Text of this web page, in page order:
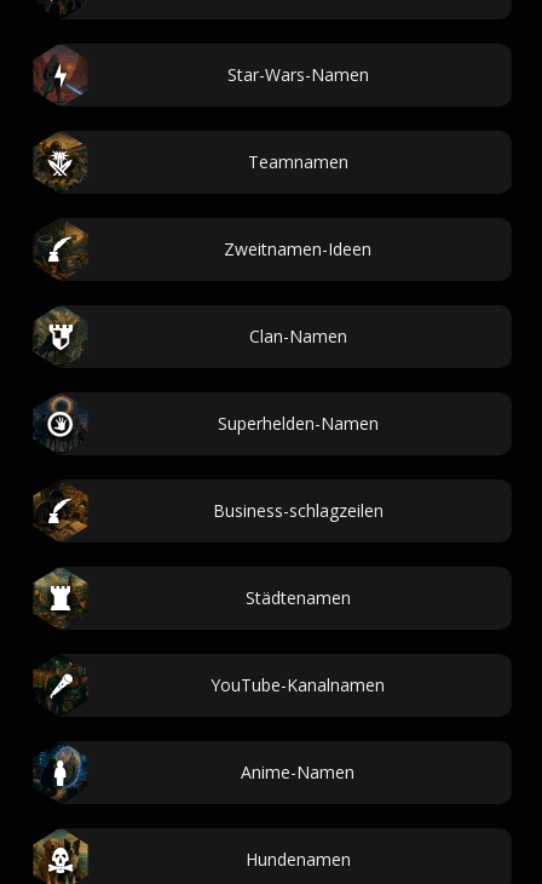
Star-Wars-Namen
Teamnamen
Zweitnamen-Ideen
Clan-Namen
Superhelden-Namen
Business-schlagzeilen
Städtenamen
YouTube-Kanalnamen
Anime-Namen
Hundenamen